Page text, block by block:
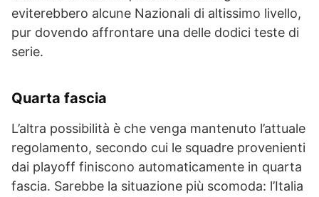
eviterebbero alcune Nazionali di altissimo livello,
pur dovendo affrontare una delle dodici teste di
serie.
Quarta fascia
L’altra possibilità è che venga mantenuto l’attuale
regolamento, secondo cui le squadre provenienti
dai playoff finiscono automaticamente in quarta
fascia. Sarebbe la situazione più scomoda: l’Italia